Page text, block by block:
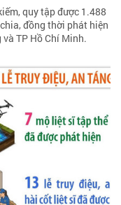
quy tập được 1.488
đồng thời phát hiện
TP Hồ Chí Minh.